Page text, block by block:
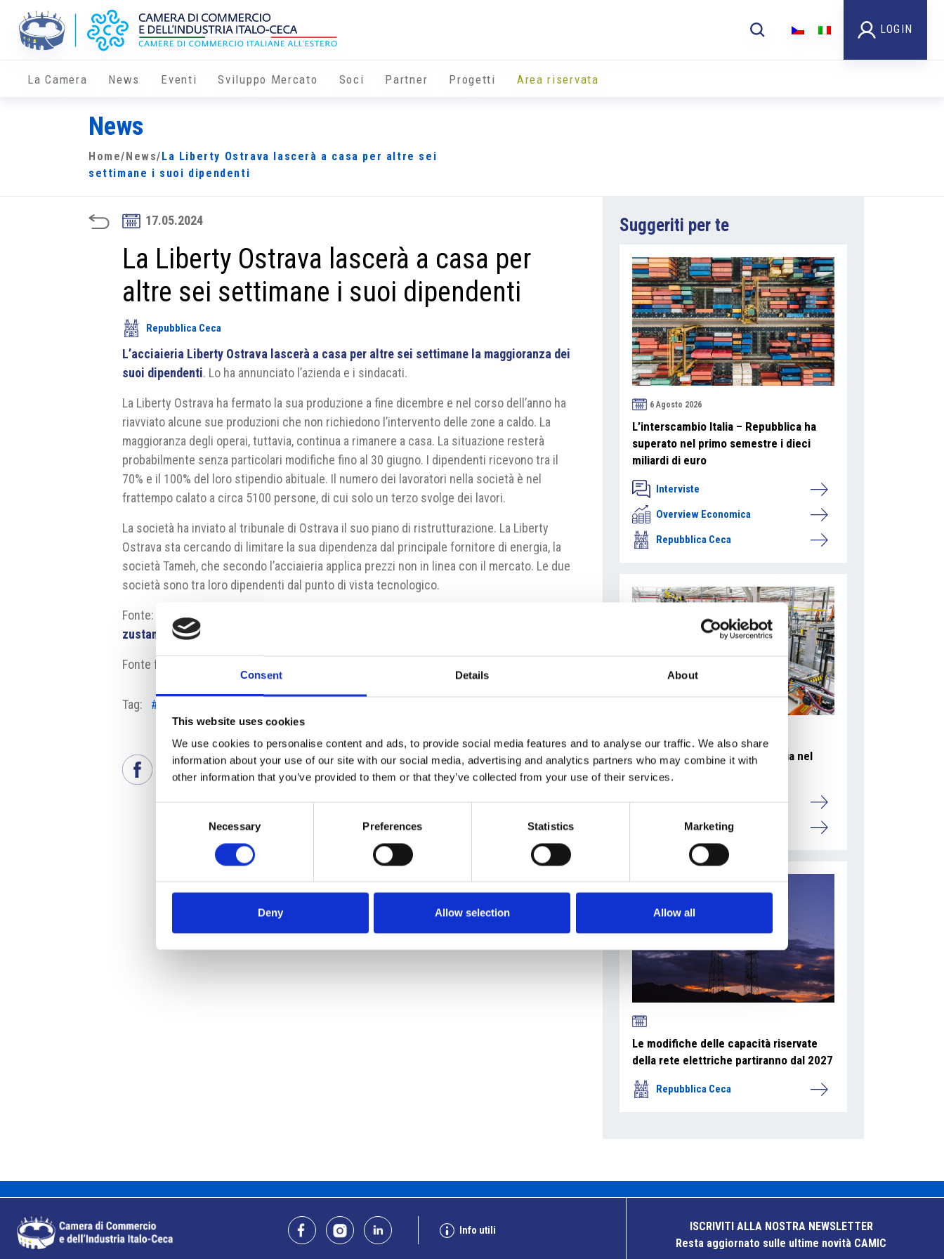
Consent Details About
This website uses cookies
We use cookies to personalise content and ads, to provide social media features and to analyse our traffic. We also share
information about your use of our site with our social media, advertising and analytics partners who may combine it with
other information that you’ve provided to them or that they’ve collected from your use of their services.
Necessary Preferences Statistics Marketing
Deny Allow selection Allow all
LOGIN
La Camera News Eventi Sviluppo Mercato Soci Partner Progetti Area riservata
News
Home/ News/ La Liberty Ostrava lascerà a casa per altre sei
settimane i suoi dipendenti
17.05.2024
La Liberty Ostrava lascerà a casa per
altre sei settimane i suoi dipendenti
Repubblica Ceca
L’acciaieria Liberty Ostrava lascerà a casa per altre sei settimane la maggioranza dei
suoi dipendenti. Lo ha annunciato l’azienda e i sindacati.
La Liberty Ostrava ha fermato la sua produzione a fine dicembre e nel corso dell’anno ha
riavviato alcune sue produzioni che non richiedono l’intervento delle zone a caldo. La
maggioranza degli operai, tuttavia, continua a rimanere a casa. La situazione resterà
probabilmente senza particolari modifiche fino al 30 giugno. I dipendenti ricevono tra il
70% e il 100% del loro stipendio abituale. Il numero dei lavoratori nella società è nel
frattempo calato a circa 5100 persone, di cui solo un terzo svolge dei lavori.
La società ha inviato al tribunale di Ostrava il suo piano di ristrutturazione. La Liberty
Ostrava sta cercando di limitare la sua dipendenza dal principale fornitore di energia, la
società Tameh, che secondo l’acciaieria applica prezzi non in linea con il mercato. Le due
società sono tra loro dipendenti dal punto di vista tecnologico.
Fonte:
https://www.e15.cz/byznys/prumysl-a-energetika/zamestnanci-liberty-ostrava-
zustanou-doma-dalsich-sest-tydnu-1415723
Fonte fotografia: Liberty Ostrava
Tag: #dipendenti
Suggeriti per te
6 Agosto 2026
L’interscambio Italia – Repubblica ha
superato nel primo semestre i dieci
miliardi di euro
Interviste
Overview Economica
Repubblica Ceca
Accelera la ripresa dell’industria nel
corso del primo semestre
Overview Economica
Repubblica Ceca
Le modifiche delle capacità riservate
della rete elettriche partiranno dal 2027
Repubblica Ceca
Info utili
ISCRIVITI ALLA NOSTRA NEWSLETTER
Resta aggiornato sulle ultime novità CAMIC